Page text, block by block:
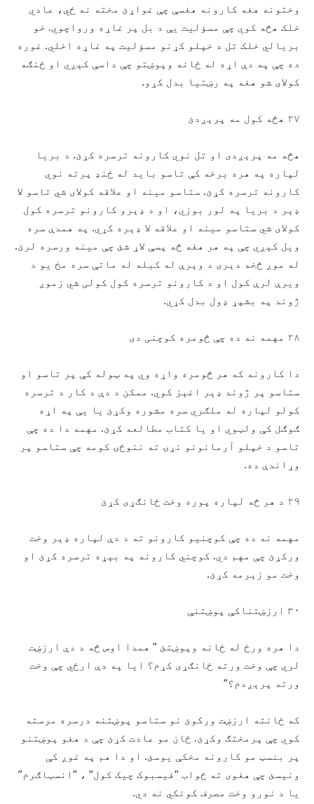
وختونه هغه کارونه هغسې چې غواړئ مخته نه ځي، عادي
خلک هڅه کوي چې مسؤلیت يې د بل پر غاړه ورواچوي. خو
بریالي خلک تل د خپلو کړنو مسؤلیت په غاړه اخلي. غوره
ده چې په دې اړه له ځانه وپوښتو چې داسې کېږي او ځنګه
کولای شو هغه په رښتیا بدل کړو.
۲۷ هڅه کول مه پرېږدئ
هڅه مه پرېږدی او تل نوي کارونه ترسره کړئ. د بریا
لپاره په هره برخه کې تاسو باید له ځنډ پرته نوي
کارونه ترسره کړئ. ستاسو مينه او علاقه کولای شي تاسو لا
ډېر د بریا په لور بوزي، او د ډېرو کارونو ترسره کول
کولای شي ستاسو مینه او علاقه لا ډېره کړي. په همدې سره
ويل کېږي چې په هر هغه څه پسې لاړ شئ چې مينه ورسره لرئ.
له موږ څخه دېری د وېرې له کبله له ماتې سره مخ يو د
ویرې لرې کول او د کارونو ترسره کول کولی شي زموږ
ژوند په بشپړ ډول بدل کړي.
۲۸ مهمه نه ده چې څومره کوچنی دی
دا کارونه که هر څومره واړه وي په ټوله کې پر تاسو او
ستاسو پر ژوند ډېر اغېز کوي. ممکن د دې د کار د ترسره
کولو لپاره له ملګري سره مشوره وکړئ يا يې په اړه
ګوګل کې ولټوي او یا کتاب مطالعه کړئ. مهمه دا ده چې
تاسو د خپلو آرمانونو نړۍ ته ننوځۍ کومه چې ستاسو پر
وړاندې ده.
۲۹ د هر څه لپاره پوره وخت ځانګړی کړئ
مهمه نه ده چې کوچنيو کارونو ته د دې لپاره ډېر وخت
ورکړئ چې مهم دي. کوچني کارونه په بېړه ترسره کړئ او
وخت مو زېرمه کړئ.
۳۰ ارزښتناکې پوښتنې
دا هره ورځ له ځانه وپوښتئ ” همدا اوس څه د دې ارزښت
لري چې وخت ورته ځانګړی کړم؟ ایا په دې ارځي چې وخت
ورته پرېږدم؟”
که ځانته ارزښت ورکوئ نو ستاسو پوښتنه درسره مرسته
کوي چې پرمختګ وکړئ. ځان مو عادت کړئ چې د هغو پوښتنو
پر بنسټ مو کارونه مخکې يوسئ. او دا هم په غوږ کې
ونيسئ چې هغوی ته ځواب “فیسبوک چیک کول” ، “انسټاګرم”
یا د نورو وخت مصرف کونکي نه دي.